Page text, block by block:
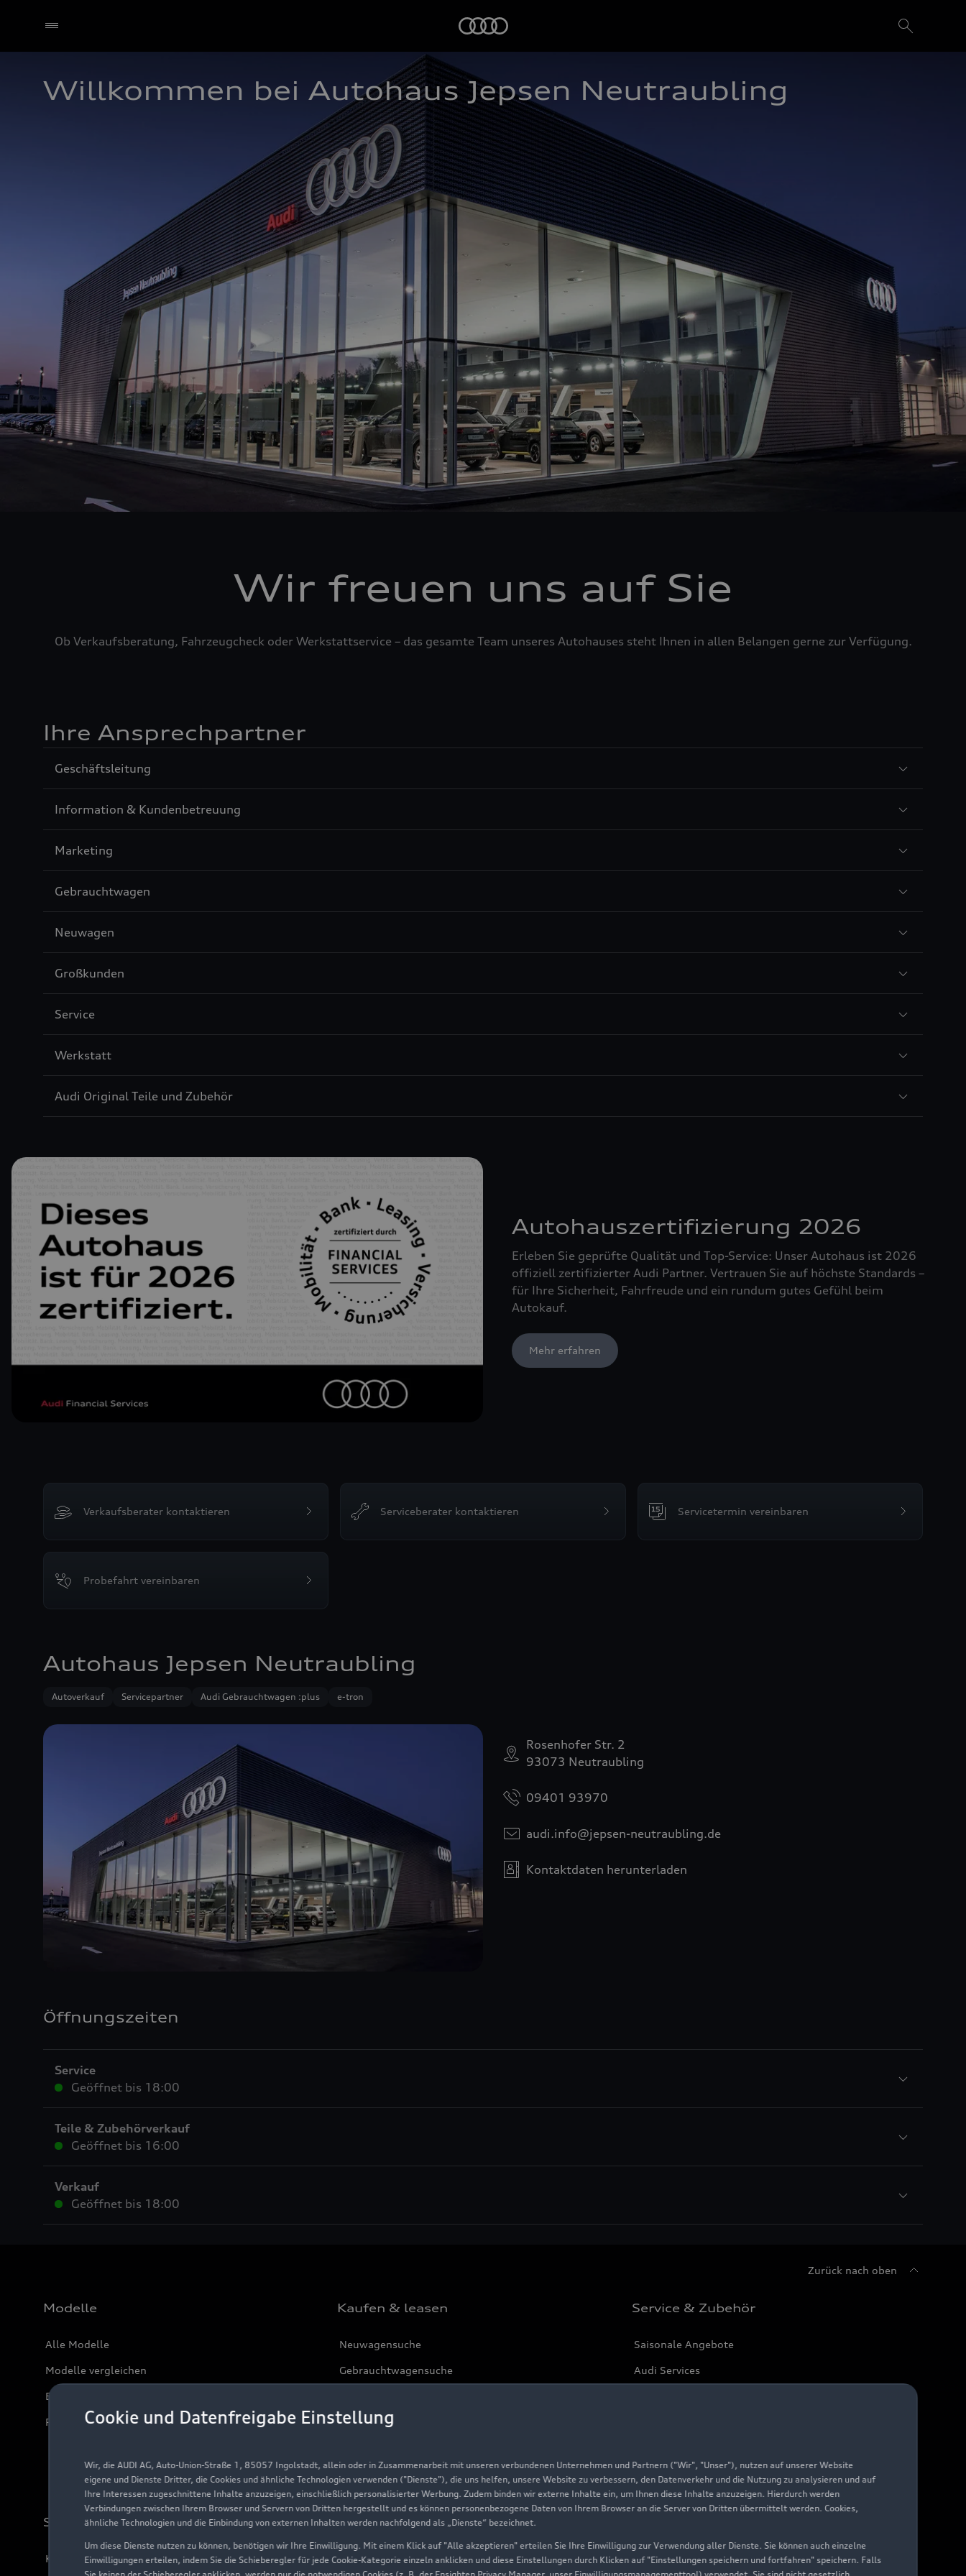
Cookie und Datenfreigabe Einstellung
Wir, die AUDI AG, Auto-Union-Straße 1, 85057 Ingolstadt, allein oder in Zusammenarbeit mit unseren verbundenen Unternehmen und Partnern ("Wir", "Unser"), nutzen auf unserer Website
eigene und Dienste Dritter, die Cookies und ähnliche Technologien verwenden ("Dienste"), die uns helfen, unsere Website zu verbessern, den Datenverkehr und die Nutzung zu analysieren und auf
Ihre Interessen zugeschnittene Inhalte anzuzeigen, einschließlich personalisierter Werbung. Zudem binden wir externe Inhalte ein, um Ihnen diese Inhalte anzuzeigen. Hierdurch werden
Verbindungen zwischen Ihrem Browser und Servern von Dritten hergestellt und es können personenbezogene Daten von Ihrem Browser an die Server von Dritten übermittelt werden. Cookies,
ähnliche Technologien und die Einbindung von externen Inhalten werden nachfolgend als „Dienste“ bezeichnet.
Um diese Dienste nutzen zu können, benötigen wir Ihre Einwilligung. Mit einem Klick auf "Alle akzeptieren" erteilen Sie Ihre Einwilligung zur Verwendung aller Dienste. Sie können auch einzelne
Einwilligungen erteilen, indem Sie die Schieberegler für jede Cookie-Kategorie einzeln anklicken und diese Einstellungen durch Klicken auf "Einstellungen speichern und fortfahren" speichern. Falls
Willkommen bei Autohaus Jepsen Neutraubling
Wir freuen uns auf Sie
Ob Verkaufsberatung, Fahrzeugcheck oder Werkstattservice – das gesamte Team unseres Autohauses steht Ihnen in allen Belangen gerne zur Verfügung.
Ihre Ansprechpartner
Geschäftsleitung
Information & Kundenbetreuung
Marketing
Gebrauchtwagen
Neuwagen
Großkunden
ServiceSección
WerkstattSección
Audi Original Teile und ZubehörSección
Autohauszertifizierung 2026
Erleben Sie geprüfte Qualität und Top-Service: Unser Autohaus ist 2026
offiziell zertifizierter Audi Partner. Vertrauen Sie auf höchste Standards –
für Ihre Sicherheit, Fahrfreude und ein rundum gutes Gefühl beim
Autokauf.
Mehr erfahren
Verkaufsberater kontaktieren Serviceberater kontaktieren Servicetermin vereinbaren
Probefahrt vereinbaren
Autohaus Jepsen Neutraubling
Autoverkauf Servicepartner Audi Gebrauchtwagen :plus e-tron
Rosenhofer Str. 2
93073 Neutraubling
09401 93970
audi.info@jepsen-neutraubling.de
Kontaktdaten herunterladen
Öffnungszeiten
Service
Geöffnet bis 18:00
Teile & Zubehörverkauf
Geöffnet bis 16:00
Verkauf
Geöffnet bis 18:00
Zurück nach oben
Modelle
Alle Modelle
Modelle vergleichen
Elektromodelle
Plug-in-Hybride
Kaufen & leasen
Neuwagensuche
Gebrauchtwagensuche
Finanzierung
Geschäftskunden
Service & Zubehör
Saisonale Angebote
Audi Services
Support
Kundenservice
Über Audi
Unternehmen